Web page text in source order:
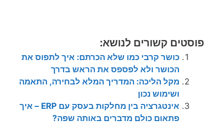
פוסטים קשורים לנושא:
כושר קרבי כמו שלא הכרתם: איך לתפוס את
הכושר ולא לפספס את הראש בדרך
מקל הליכה: המדריך המלא לבחירה, התאמה
ושימוש נכון
אינטגרציה בין מחלקות בעסק עם ERP – איך
פתאום כולם מדברים באותה שפה?